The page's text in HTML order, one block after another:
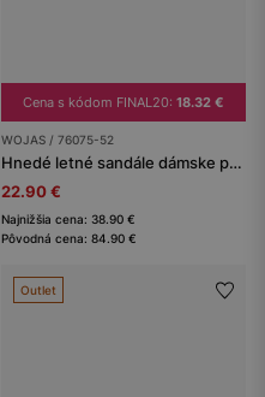
Cena s kódom FINAL20: 18.32 €
WOJAS / 76075-52
Hnedé letné sandále dámske pre každodenné pohodlie
22.90 €
Najnižšia cena: 38.90 €
Pôvodná cena: 84.90 €
Outlet